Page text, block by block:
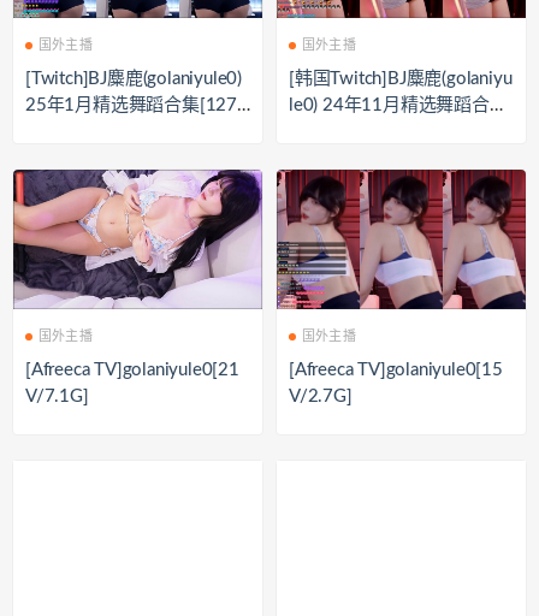
国外主播
[Twitch]BJ麋鹿(golaniyule0)
25年1月精选舞蹈合集[127
国外主播
[韩国Twitch]BJ麋鹿(golaniyu
le0) 24年11月精选舞蹈合集
国外主播
[Afreeca TV]golaniyule0[21
V/7.1G]
国外主播
[Afreeca TV]golaniyule0[15
V/2.7G]